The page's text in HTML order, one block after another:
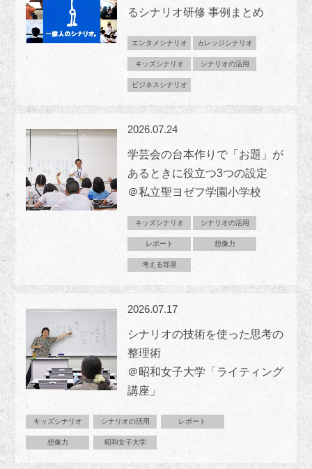
るシナリオ研修 事例まとめ
エンタメシナリオ カレッジシナリオ
キッズシナリオ シナリオの活用
ビジネスシナリオ
2026.07.24
学芸会の台本作りで「お題」が
あるときに役立つ3つの設定
＠私立聖ヨゼフ学園小学校
キッズシナリオ シナリオの活用
レポート 想像力
考える部屋
2026.07.17
シナリオの技術を使った思考の
整理術
＠昭和女子大学「ライティング
講座」
キッズシナリオ シナリオの活用 レポート
想像力 昭和女子大学